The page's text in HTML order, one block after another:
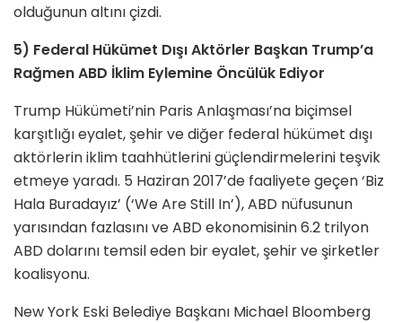
olduğunun altını çizdi.
5) Federal Hükümet Dışı Aktörler Başkan Trump’a
Rağmen ABD İklim Eylemine Öncülük Ediyor
Trump Hükümeti’nin Paris Anlaşması’na biçimsel
karşıtlığı eyalet, şehir ve diğer federal hükümet dışı
aktörlerin iklim taahhütlerini güçlendirmelerini teşvik
etmeye yaradı. 5 Haziran 2017’de faaliyete geçen ‘Biz
Hala Buradayız’ (‘We Are Still In’), ABD nüfusunun
yarısından fazlasını ve ABD ekonomisinin 6.2 trilyon
ABD dolarını temsil eden bir eyalet, şehir ve şirketler
koalisyonu.
New York Eski Belediye Başkanı Michael Bloomberg